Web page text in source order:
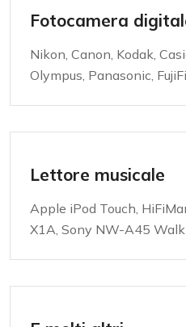
Fotocamera
Nikon, Canon, Kodak,
Olympus, Panasonic,
Lettore musicale
Apple iPod Touch,
X1A, Sony NW-A45